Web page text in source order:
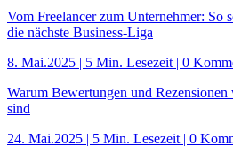
Vom Freelancer zum Unternehmer: So
die nächste Business-Liga
8. Mai.2025 | 5 Min. Lesezeit | 0
Warum Bewertungen und
sind
24. Mai.2025 | 5 Min. Lesezeit | 0